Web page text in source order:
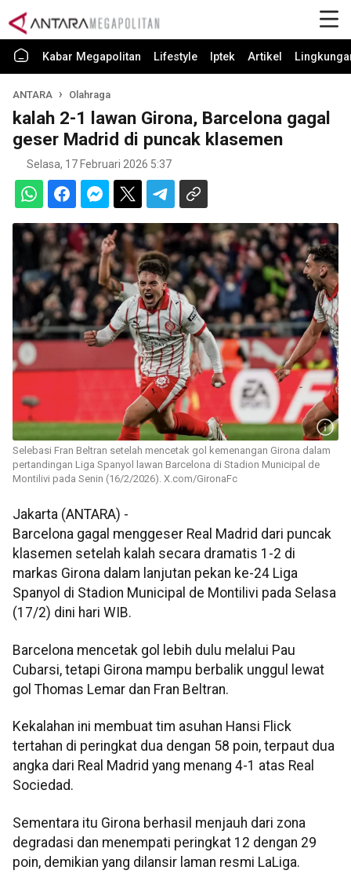
Kabar Megapolitan Lifestyle Iptek Artikel
ANTARA Olahraga
kalah 2-1 lawan Girona, Barcelona gagal
geser Madrid di puncak klasemen
Selasa, 17 Februari 2026 5:37
Selebasi Fran Beltran setelah mencetak gol kemenangan Girona dalam
pertandingan Liga Spanyol lawan Barcelona di Stadion Municipal de
Montilivi pada Senin (16/2/2026). X.com/GironaFc
Jakarta (ANTARA) -
Barcelona gagal menggeser Real Madrid dari puncak
klasemen setelah kalah secara dramatis 1-2 di
markas Girona dalam lanjutan pekan ke-24 Liga
Spanyol di Stadion Municipal de Montilivi pada Selasa
(17/2) dini hari WIB.
Barcelona mencetak gol lebih dulu melalui Pau
Cubarsi, tetapi Girona mampu berbalik unggul lewat
gol Thomas Lemar dan Fran Beltran.
Kekalahan ini membuat tim asuhan Hansi Flick
tertahan di peringkat dua dengan 58 poin, terpaut dua
angka dari Real Madrid yang menang 4-1 atas Real
Sociedad.
Sementara itu Girona berhasil menjauh dari zona
degradasi dan menempati peringkat 12 dengan 29
poin, demikian yang dilansir laman resmi LaLiga.